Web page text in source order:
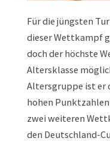
Für die jüngsten
dieser Wettkampf
doch der höchste
Altersklasse
Altersgruppe ist er
hohen
zwei weiteren
den Deutschland-